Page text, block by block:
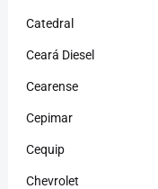
Catedral
Ceará Diesel
Cearense
Cepimar
Cequip
Chevrolet